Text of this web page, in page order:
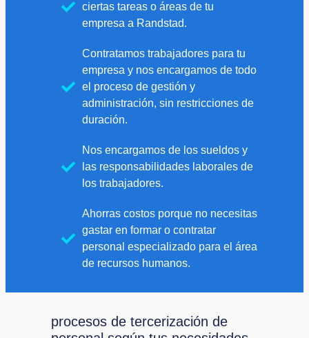
ciertas tareas o áreas de tu
empresa a Randstad.​
Contratamos trabajadores para tu
empresa y nos encargamos de todo
el proceso de gestión y
administración, sin restricciones de
duración.​​
Nos encargamos de los sueldos y
las responsabilidades laborales de
los trabajadores.​
Ahorras costos porque no necesitas
gastar en formar o contratar
personal especializado para el área
de recursos humanos.​
procesos de tercerización de